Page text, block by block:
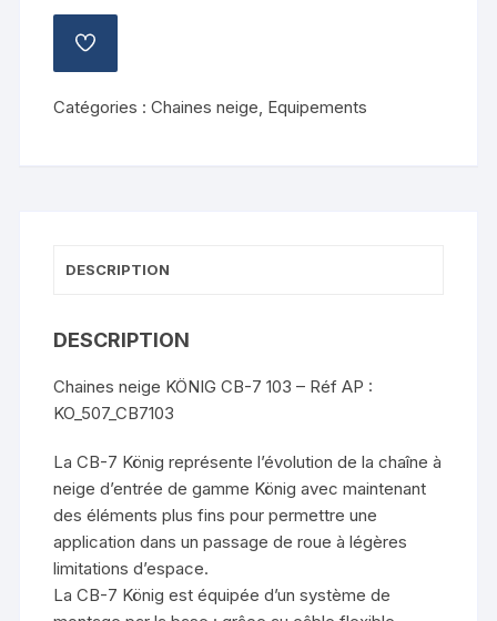
neige
KÖNIG
7
AJOUTER
LISTE
DE
Catégories :Chaines neige Equipements
DESCRIPTION
DESCRIPTION
Chaines neige KÖNIG CB-7 103 – Réf AP :
KO_507_CB7103
La CB-7 König représente l’évolution de la chaîne à
neige d’entrée de gamme König avec maintenant
des éléments plus fins pour permettre une
application dans un passage de roue à légères
limitations d’espace.
La CB-7 König est équipée d’un système de